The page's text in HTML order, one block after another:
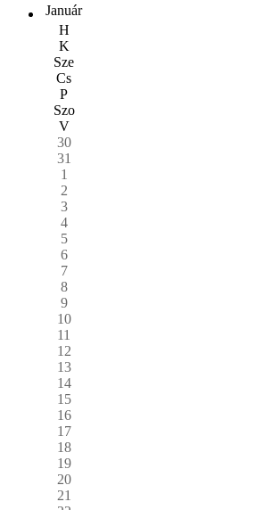
Január
H
K
Sze
Cs
P
Szo
V
30
31
1
2
3
4
5
6
7
8
9
10
11
12
13
14
15
16
17
18
19
20
21